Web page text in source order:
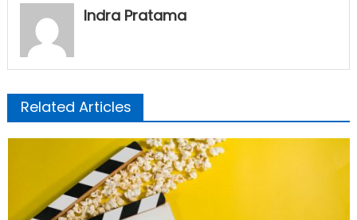
Indra Pratama
Related Articles